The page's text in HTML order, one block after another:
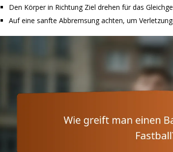
Den Körper in Richtung Ziel drehen für das
Auf eine sanfte Abbremsung achten, um